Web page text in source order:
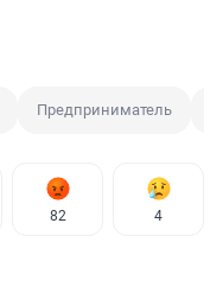
Предприниматель
82 4